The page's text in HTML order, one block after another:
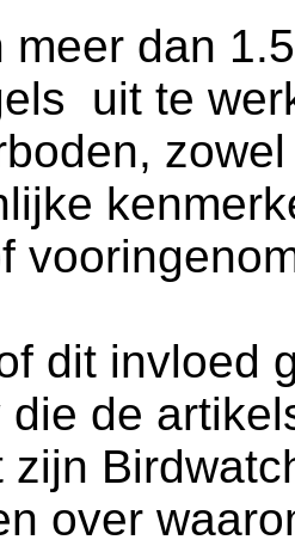
meer dan
uit te
dit invloed
die de
zijn
over